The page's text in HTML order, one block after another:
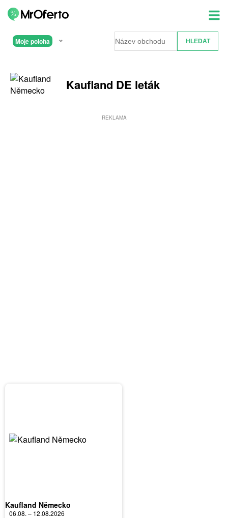
Moje poloha
Kaufland DE leták
REKLAMA
Kaufland Německo
06.08. – 12.08.2026